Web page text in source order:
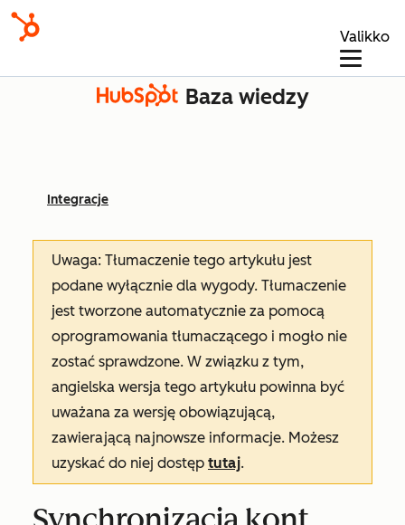
Valikko
Baza wiedzy
Integracje
Uwaga: Tłumaczenie tego artykułu jest
podane wyłącznie dla wygody. Tłumaczenie
jest tworzone automatycznie za pomocą
oprogramowania tłumaczącego i mogło nie
zostać sprawdzone. W związku z tym,
angielska wersja tego artykułu powinna być
uważana za wersję obowiązującą,
zawierającą najnowsze informacje. Możesz
uzyskać do niej dostęp tutaj.